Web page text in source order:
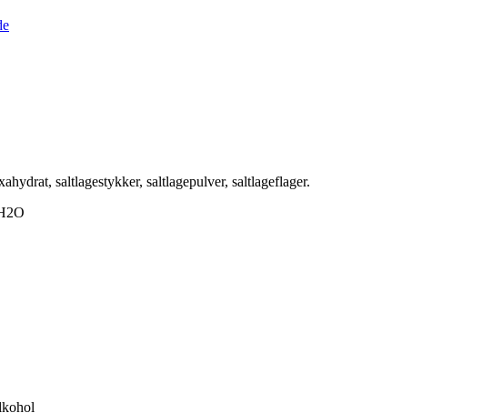
saltlagestykker, saltlagepulver, saltlageflager.